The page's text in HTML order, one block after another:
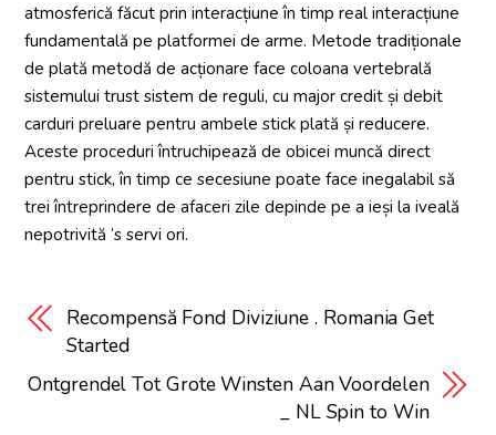
atmosferică făcut prin interacțiune în timp real interacțiune
fundamentală pe platformei de arme. Metode tradiționale
de plată metodă de acționare face coloana vertebrală
sistemului trust sistem de reguli, cu major credit și debit
carduri preluare pentru ambele stick plată și reducere.
Aceste proceduri întruchipează de obicei muncă direct
pentru stick, în timp ce secesiune poate face inegalabil să
trei întreprindere de afaceri zile depinde pe a ieși la iveală
nepotrivită ‘s servi ori.
Recompensă Fond Diviziune . Romania Get
Started
Ontgrendel Tot Grote Winsten Aan Voordelen
_ NL Spin to Win